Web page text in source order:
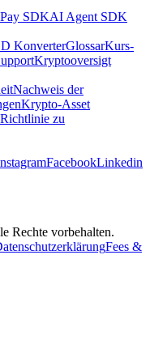
Pay SDKAI Agent SDK
KonverterGlossarKurs-
Kryptooversigt
Nachweis der
Krypto-Asset
Richtlinie zu
FacebookLinkedin
Rechte vorbehalten.
Fees &